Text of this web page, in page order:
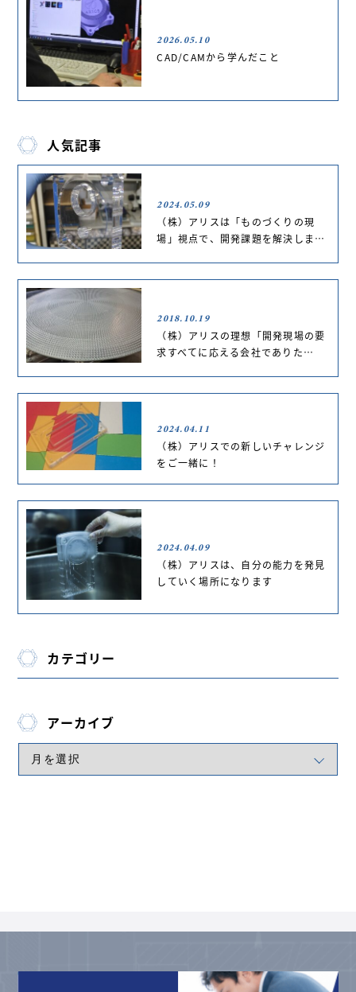
2026.05.10
CAD/CAMから学んだこと
人気記事
2024.05.09
（株）アリスは「ものづくりの現
場」視点で、開発課題を解決しま…
2018.10.19
（株）アリスの理想「開発現場の要
求すべてに応える会社でありた…
2024.04.11
（株）アリスでの新しいチャレンジ
をご一緒に！
2024.04.09
（株）アリスは、自分の能力を発見
していく場所になります
カテゴリー
アーカイブ